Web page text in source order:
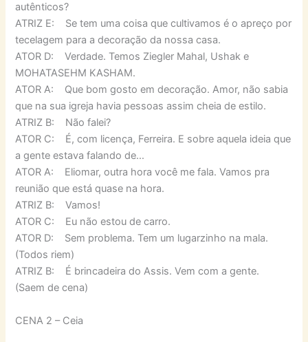
autênticos?
ATRIZ E: Se tem uma coisa que cultivamos é o apreço por
tecelagem para a decoração da nossa casa.
ATOR D: Verdade. Temos Ziegler Mahal, Ushak e
MOHATASEHM KASHAM.
ATOR A: Que bom gosto em decoração. Amor, não sabia
que na sua igreja havia pessoas assim cheia de estilo.
ATRIZ B: Não falei?
ATOR C: É, com licença, Ferreira. E sobre aquela ideia que
a gente estava falando de…
ATOR A: Eliomar, outra hora você me fala. Vamos pra
reunião que está quase na hora.
ATRIZ B: Vamos!
ATOR C: Eu não estou de carro.
ATOR D: Sem problema. Tem um lugarzinho na mala.
(Todos riem)
ATRIZ B: É brincadeira do Assis. Vem com a gente.
(Saem de cena)
CENA 2 – Ceia